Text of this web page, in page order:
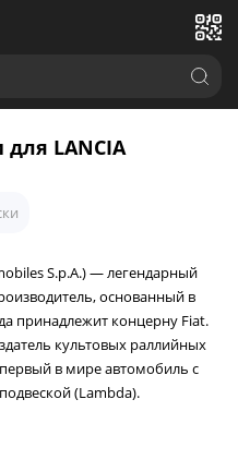
LANCIA
S.p.A.) — легендарный
основанный в
принадлежит концерну Fiat.
культовых раллийных
в мире автомобиль с
(Lambda).